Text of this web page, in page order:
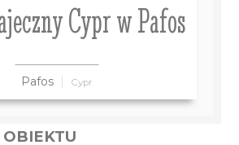
Cypr w Pafos
Pafos Cypr